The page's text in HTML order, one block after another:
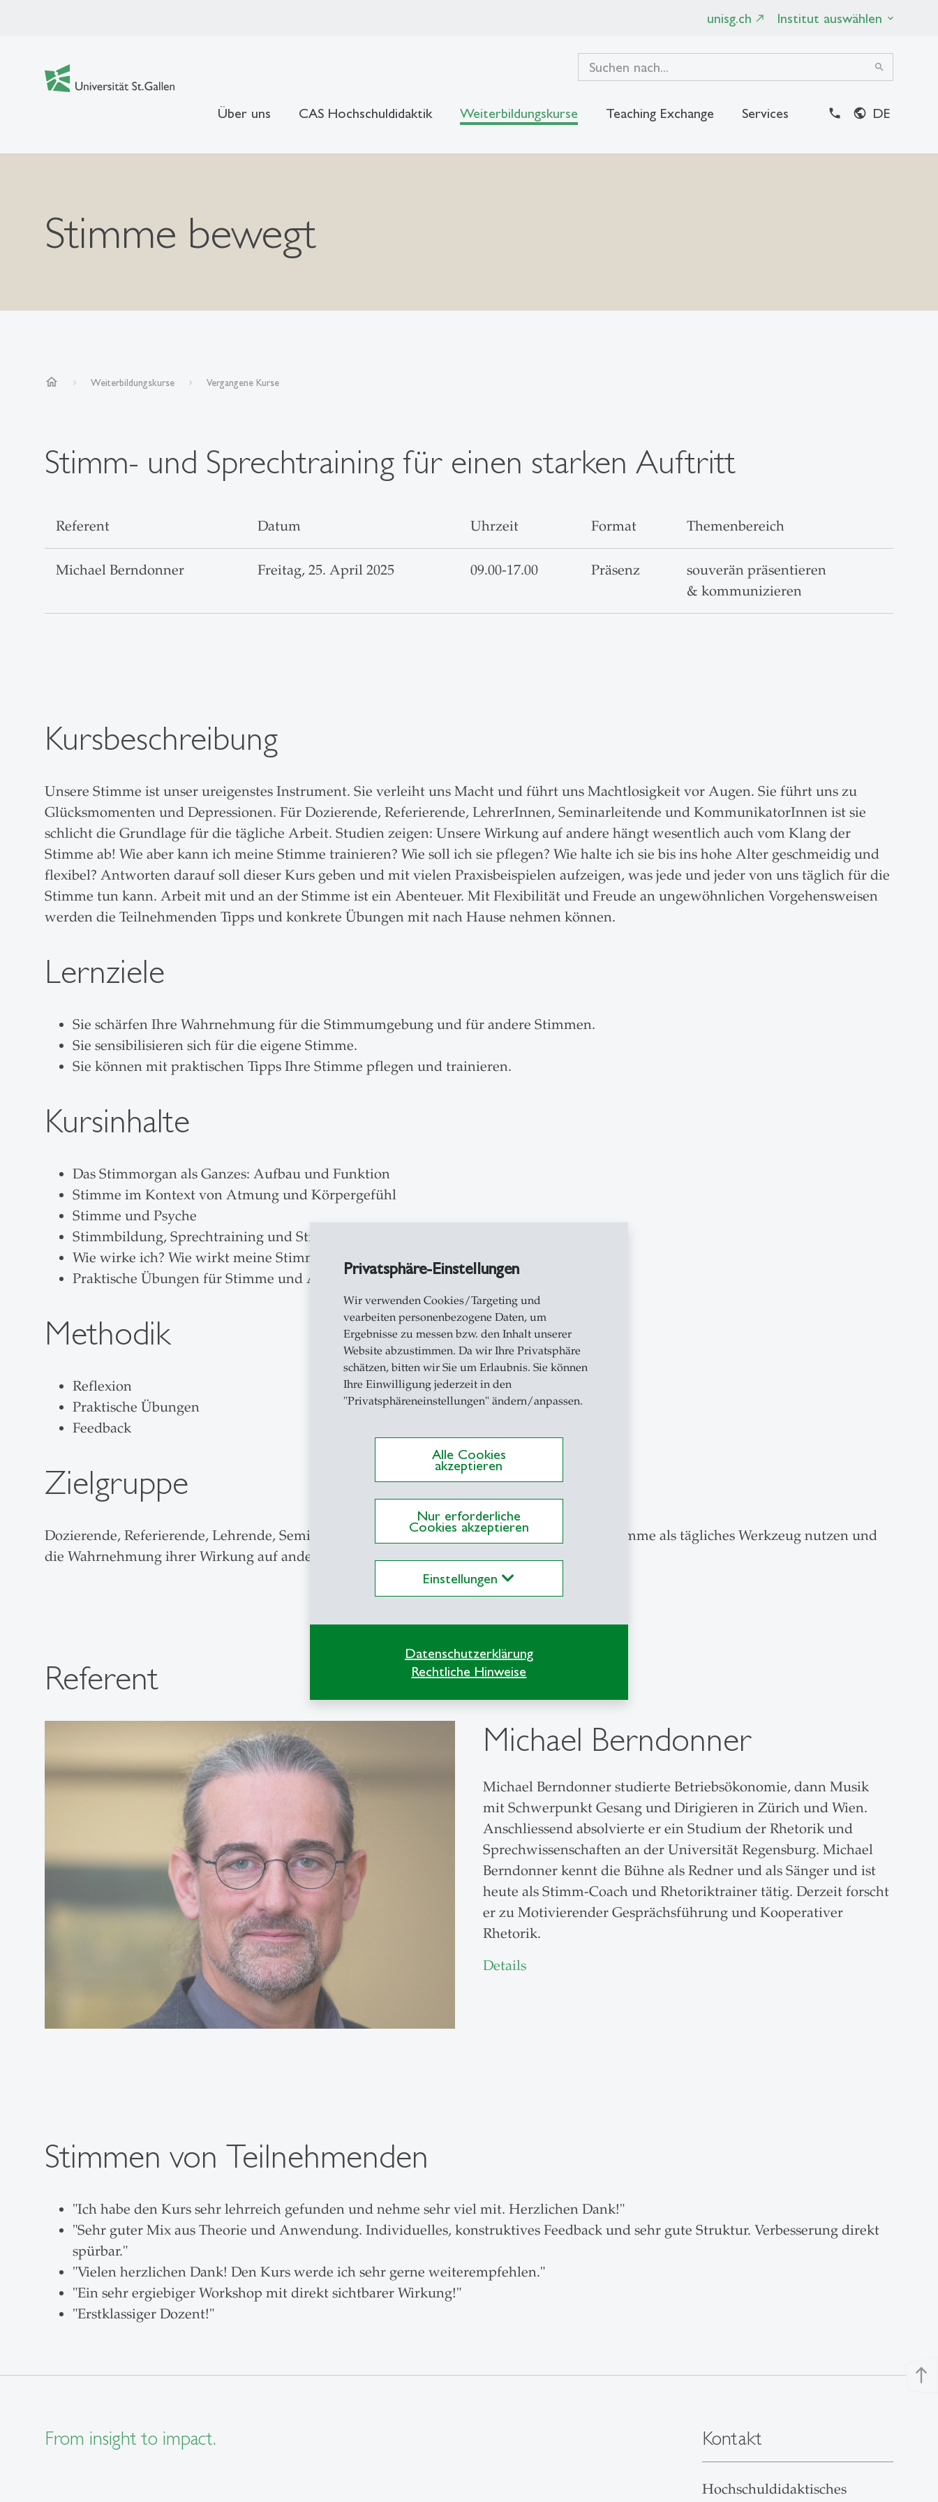
Privatsphäre-Einstellungen
Wir verwenden Cookies/Targeting und
vearbeiten personenbezogene Daten, um
Ergebnisse zu messen bzw. den Inhalt unserer
Website abzustimmen. Da wir Ihre Privatsphäre
schätzen, bitten wir Sie um Erlaubnis. Sie können
Ihre Einwilligung jederzeit in den
"Privatsphäreneinstellungen" ändern/anpassen.
Alle Cookies
akzeptieren
Nur erforderliche
Cookies akzeptieren
Einstellungen
Datenschutzerklärung
Rechtliche Hinweise
unisg.ch Institut auswählen
search
Über uns CAS Hochschuldidaktik Weiterbildungskurse Teaching Exchange Services DE
Stimme bewegt
home Weiterbildungskurse Vergangene Kurse
Stimm- und Sprechtraining für einen starken Auftritt
Referent Datum Uhrzeit Format Themenbereich
Michael Berndonner Freitag, 25. April 2025 09.00-17.00 Präsenz
souverän präsentieren
& kommunizieren
Kursbeschreibung
Unsere Stimme ist unser ureigenstes Instrument. Sie verleiht uns Macht und führt uns Machtlosigkeit vor Augen. Sie führt uns zu
Glücksmomenten und Depressionen. Für Dozierende, Referierende, LehrerInnen, Seminarleitende und KommunikatorInnen ist sie
schlicht die Grundlage für die tägliche Arbeit. Studien zeigen: Unsere Wirkung auf andere hängt wesentlich auch vom Klang der
Stimme ab! Wie aber kann ich meine Stimme trainieren? Wie soll ich sie pflegen? Wie halte ich sie bis ins hohe Alter geschmeidig und
flexibel? Antworten darauf soll dieser Kurs geben und mit vielen Praxisbeispielen aufzeigen, was jede und jeder von uns täglich für die
Stimme tun kann. Arbeit mit und an der Stimme ist ein Abenteuer. Mit Flexibilität und Freude an ungewöhnlichen Vorgehensweisen
werden die Teilnehmenden Tipps und konkrete Übungen mit nach Hause nehmen können.
Lernziele
Sie schärfen Ihre Wahrnehmung für die Stimmumgebung und für andere Stimmen.
Sie sensibilisieren sich für die eigene Stimme.
Sie können mit praktischen Tipps Ihre Stimme pflegen und trainieren.
Kursinhalte
Das Stimmorgan als Ganzes: Aufbau und Funktion
Stimme im Kontext von Atmung und Körpergefühl
Stimme und Psyche
Stimmbildung, Sprechtraining und Stimmpflege
Wie wirke ich? Wie wirkt meine Stimme? Wie wirkt meine Sprache?
Praktische Übungen für Stimme und Auftritt
Methodik
Reflexion
Praktische Übungen
Feedback
Zielgruppe
Dozierende, Referierende, Lehrende, Seminarleitende und KommunikatorInnen, die ihre Stimme als tägliches Werkzeug nutzen und
die Wahrnehmung ihrer Wirkung auf andere schärfen möchten.
Referent
Michael Berndonner
Michael Berndonner studierte Betriebsökonomie, dann Musik
mit Schwerpunkt Gesang und Dirigieren in Zürich und Wien.
Anschliessend absolvierte er ein Studium der Rhetorik und
Sprechwissenschaften an der Universität Regensburg. Michael
Berndonner kennt die Bühne als Redner und als Sänger und ist
heute als Stimm-Coach und Rhetoriktrainer tätig. Derzeit forscht
er zu Motivierender Gesprächsführung und Kooperativer
Rhetorik.
Details
Stimmen von Teilnehmenden
"Ich habe den Kurs sehr lehrreich gefunden und nehme sehr viel mit. Herzlichen Dank!"
"Sehr guter Mix aus Theorie und Anwendung. Individuelles, konstruktives Feedback und sehr gute Struktur. Verbesserung direkt
spürbar."
"Vielen herzlichen Dank! Den Kurs werde ich sehr gerne weiterempfehlen."
"Ein sehr ergiebiger Workshop mit direkt sichtbarer Wirkung!"
"Erstklassiger Dozent!"
north
From insight to impact. Kontakt
Hochschuldidaktisches